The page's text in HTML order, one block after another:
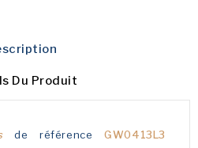
Du Produit
de référenceGW0413L3